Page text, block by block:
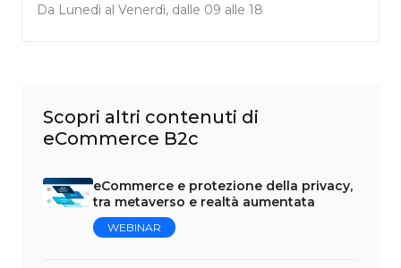
Da Lunedì al Venerdì, dalle 09 alle 18
Scopri altri contenuti di
eCommerce B2c
eCommerce e protezione della privacy,
tra metaverso e realtà aumentata
WEBINAR